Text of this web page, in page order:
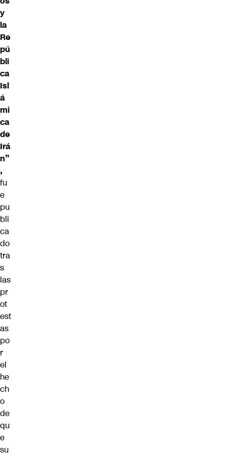
y
la
Re
pú
bli
ca
Isl
á
mi
ca
de
Irá
n”
,
fu
e
pu
bli
ca
do
tra
s
las
pr
ot
est
as
po
r
el
he
ch
o
de
qu
e
su